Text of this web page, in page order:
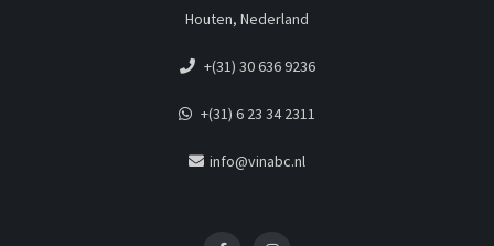
Houten, Nederland
+(31) 30 636 9236
+(31) 6 23 34 2311
info@vinabc.nl